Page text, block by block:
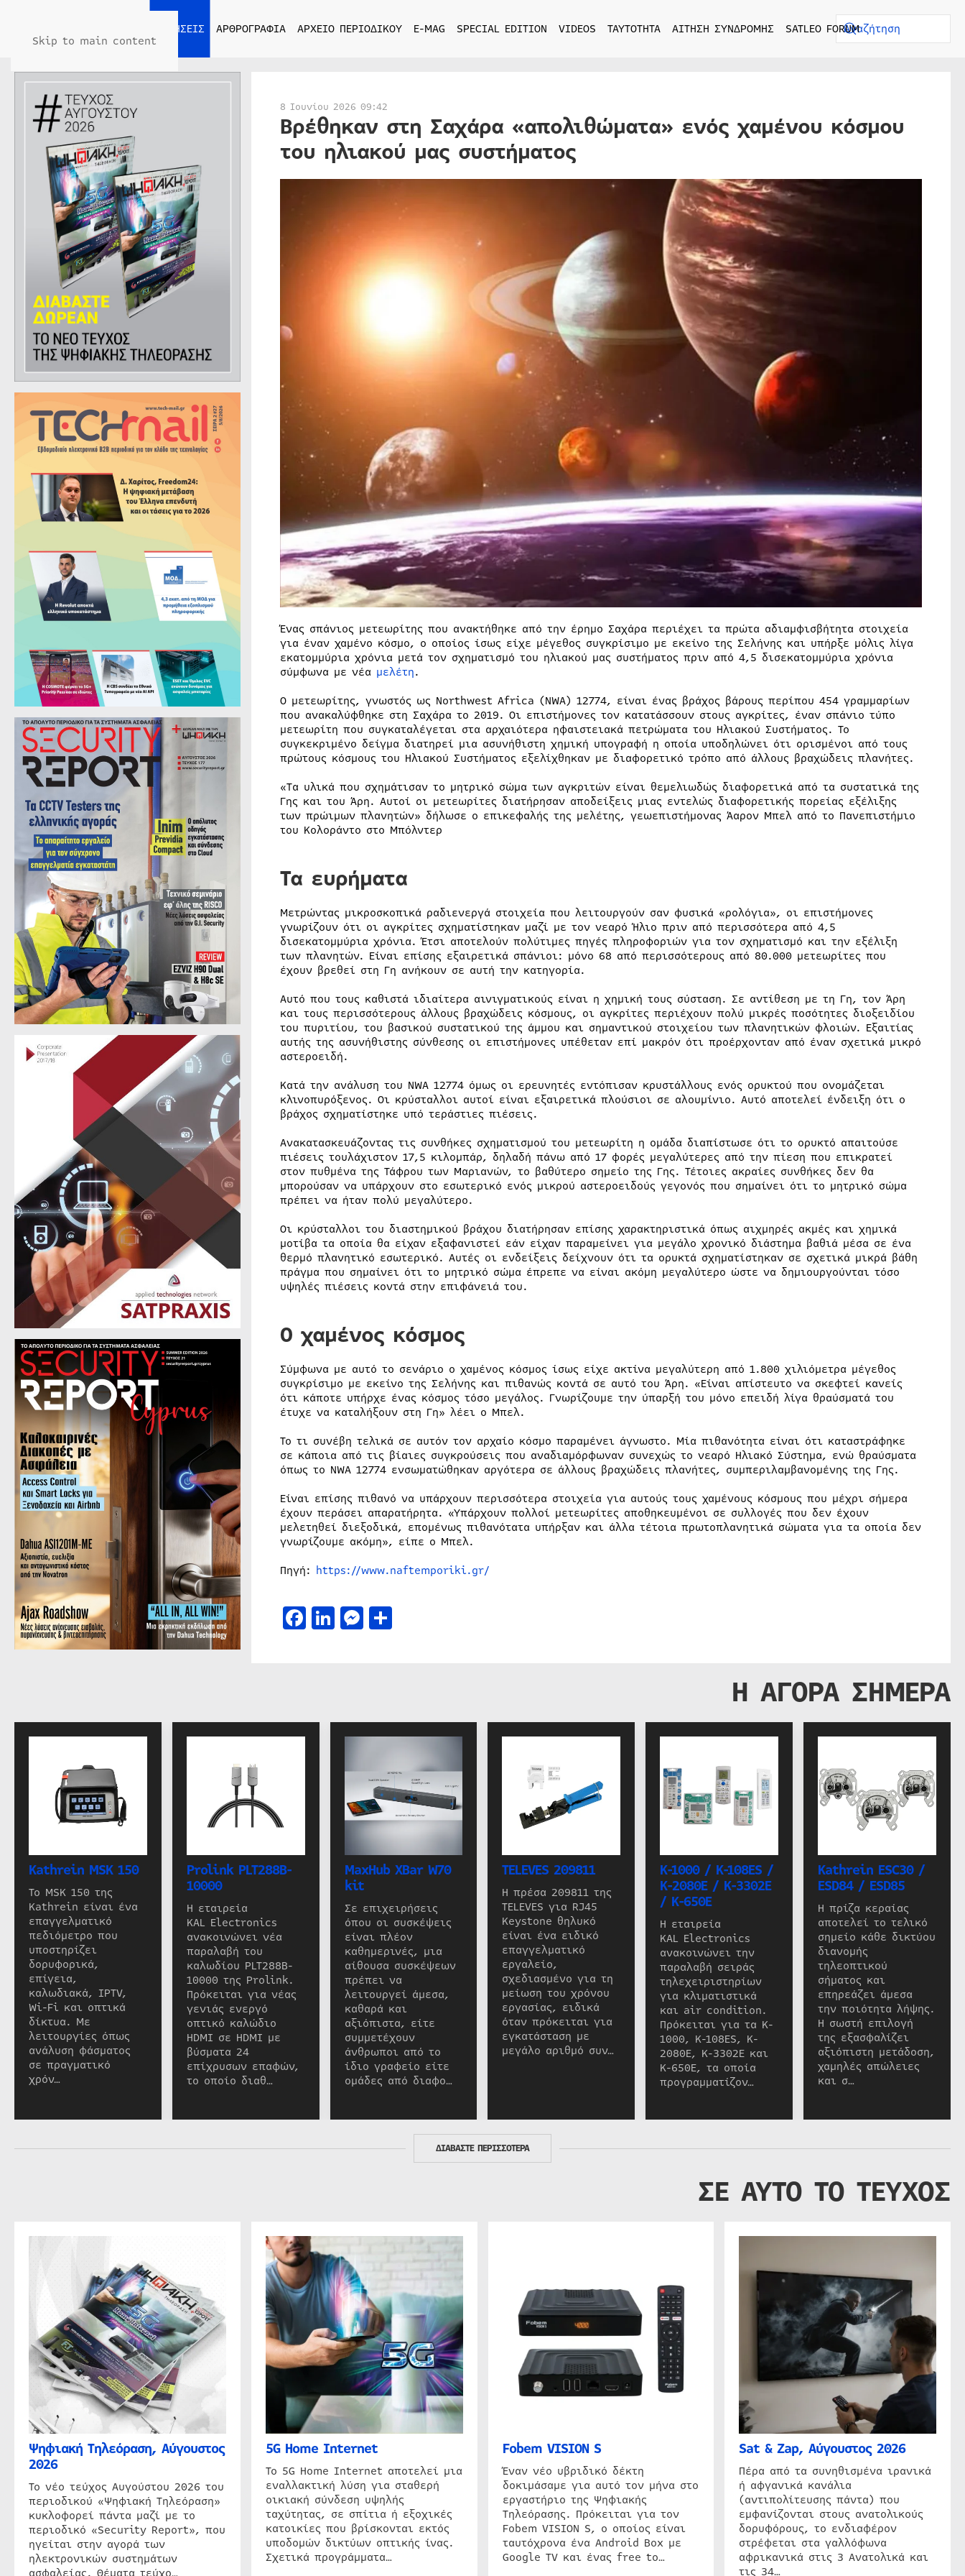
Skip to main content
ΕΙΔΗΣΕΙΣ ΑΡΘΡΟΓΡΑΦΙΑ ΑΡΧΕΙΟ ΠΕΡΙΟΔΙΚΟΥ E-MAG SPECIAL EDITION VIDEOS ΤΑΥΤΟΤΗΤΑ ΑΙΤΗΣΗ ΣΥΝΔΡΟΜΗΣ SATLEO FORUM
8 Ιουνίου 2026 09:42
Βρέθηκαν στη Σαχάρα «απολιθώματα» ενός χαμένου κόσμου
του ηλιακού μας συστήματος
Ένας σπάνιος μετεωρίτης που ανακτήθηκε από την έρημο Σαχάρα περιέχει τα πρώτα αδιαμφισβήτητα στοιχεία
για έναν χαμένο κόσμο, ο οποίος ίσως είχε μέγεθος συγκρίσιμο με εκείνο της Σελήνης και υπήρξε μόλις λίγα
εκατομμύρια χρόνια μετά τον σχηματισμό του ηλιακού μας συστήματος πριν από 4,5 δισεκατομμύρια χρόνια
σύμφωνα με νέα μελέτη.
Ο μετεωρίτης, γνωστός ως Northwest Africa (NWA) 12774, είναι ένας βράχος βάρους περίπου 454 γραμμαρίων
που ανακαλύφθηκε στη Σαχάρα το 2019. Οι επιστήμονες τον κατατάσσουν στους αγκρίτες, έναν σπάνιο τύπο
μετεωρίτη που συγκαταλέγεται στα αρχαιότερα ηφαιστειακά πετρώματα του Ηλιακού Συστήματος. Το
συγκεκριμένο δείγμα διατηρεί μια ασυνήθιστη χημική υπογραφή η οποία υποδηλώνει ότι ορισμένοι από τους
πρώτους κόσμους του Ηλιακού Συστήματος εξελίχθηκαν με διαφορετικό τρόπο από άλλους βραχώδεις πλανήτες.
«Τα υλικά που σχημάτισαν το μητρικό σώμα των αγκριτών είναι θεμελιωδώς διαφορετικά από τα συστατικά της
Γης και του Άρη. Αυτοί οι μετεωρίτες διατήρησαν αποδείξεις μιας εντελώς διαφορετικής πορείας εξέλιξης
των πρώιμων πλανητών» δήλωσε ο επικεφαλής της μελέτης, γεωεπιστήμονας Άαρον Μπελ από το Πανεπιστήμιο
του Κολοράντο στο Μπόλντερ
Τα ευρήματα
Μετρώντας μικροσκοπικά ραδιενεργά στοιχεία που λειτουργούν σαν φυσικά «ρολόγια», οι επιστήμονες
γνωρίζουν ότι οι αγκρίτες σχηματίστηκαν μαζί με τον νεαρό Ήλιο πριν από περισσότερα από 4,5
δισεκατομμύρια χρόνια. Έτσι αποτελούν πολύτιμες πηγές πληροφοριών για τον σχηματισμό και την εξέλιξη
των πλανητών. Είναι επίσης εξαιρετικά σπάνιοι: μόνο 68 από περισσότερους από 80.000 μετεωρίτες που
έχουν βρεθεί στη Γη ανήκουν σε αυτή την κατηγορία.
Αυτό που τους καθιστά ιδιαίτερα αινιγματικούς είναι η χημική τους σύσταση. Σε αντίθεση με τη Γη, τον Άρη
και τους περισσότερους άλλους βραχώδεις κόσμους, οι αγκρίτες περιέχουν πολύ μικρές ποσότητες διοξειδίου
του πυριτίου, του βασικού συστατικού της άμμου και σημαντικού στοιχείου των πλανητικών φλοιών. Εξαιτίας
αυτής της ασυνήθιστης σύνθεσης οι επιστήμονες υπέθεταν επί μακρόν ότι προέρχονταν από έναν σχετικά μικρό
αστεροειδή.
Κατά την ανάλυση του NWA 12774 όμως οι ερευνητές εντόπισαν κρυστάλλους ενός ορυκτού που ονομάζεται
κλινοπυρόξενος. Οι κρύσταλλοι αυτοί είναι εξαιρετικά πλούσιοι σε αλουμίνιο. Αυτό αποτελεί ένδειξη ότι ο
βράχος σχηματίστηκε υπό τεράστιες πιέσεις.
Ανακατασκευάζοντας τις συνθήκες σχηματισμού του μετεωρίτη η ομάδα διαπίστωσε ότι το ορυκτό απαιτούσε
πιέσεις τουλάχιστον 17,5 κιλομπάρ, δηλαδή πάνω από 17 φορές μεγαλύτερες από την πίεση που επικρατεί
στον πυθμένα της Τάφρου των Μαριανών, το βαθύτερο σημείο της Γης. Τέτοιες ακραίες συνθήκες δεν θα
μπορούσαν να υπάρχουν στο εσωτερικό ενός μικρού αστεροειδούς γεγονός που σημαίνει ότι το μητρικό σώμα
πρέπει να ήταν πολύ μεγαλύτερο.
Οι κρύσταλλοι του διαστημικού βράχου διατήρησαν επίσης χαρακτηριστικά όπως αιχμηρές ακμές και χημικά
μοτίβα τα οποία θα είχαν εξαφανιστεί εάν είχαν παραμείνει για μεγάλο χρονικό διάστημα βαθιά μέσα σε ένα
θερμό πλανητικό εσωτερικό. Αυτές οι ενδείξεις δείχνουν ότι τα ορυκτά σχηματίστηκαν σε σχετικά μικρά βάθη
πράγμα που σημαίνει ότι το μητρικό σώμα έπρεπε να είναι ακόμη μεγαλύτερο ώστε να δημιουργούνται τόσο
υψηλές πιέσεις κοντά στην επιφάνειά του.
Ο χαμένος κόσμος
Σύμφωνα με αυτό το σενάριο ο χαμένος κόσμος ίσως είχε ακτίνα μεγαλύτερη από 1.800 χιλιόμετρα μέγεθος
συγκρίσιμο με εκείνο της Σελήνης και πιθανώς κοντά σε αυτό του Άρη. «Είναι απίστευτο να σκεφτεί κανείς
ότι κάποτε υπήρχε ένας κόσμος τόσο μεγάλος. Γνωρίζουμε την ύπαρξή του μόνο επειδή λίγα θραύσματά του
έτυχε να καταλήξουν στη Γη» λέει ο Μπελ.
Το τι συνέβη τελικά σε αυτόν τον αρχαίο κόσμο παραμένει άγνωστο. Μία πιθανότητα είναι ότι καταστράφηκε
σε κάποια από τις βίαιες συγκρούσεις που αναδιαμόρφωναν συνεχώς το νεαρό Ηλιακό Σύστημα, ενώ θραύσματα
όπως το NWA 12774 ενσωματώθηκαν αργότερα σε άλλους βραχώδεις πλανήτες, συμπεριλαμβανομένης της Γης.
Είναι επίσης πιθανό να υπάρχουν περισσότερα στοιχεία για αυτούς τους χαμένους κόσμους που μέχρι σήμερα
έχουν περάσει απαρατήρητα. «Υπάρχουν πολλοί μετεωρίτες αποθηκευμένοι σε συλλογές που δεν έχουν
μελετηθεί διεξοδικά, επομένως πιθανότατα υπήρξαν και άλλα τέτοια πρωτοπλανητικά σώματα για τα οποία δεν
γνωρίζουμε ακόμη», είπε ο Μπελ.
Πηγή: https://www.naftemporiki.gr/
Facebook
LinkedIn
Messenger
Μοιραστείτε
Η ΑΓΟΡΑ ΣΗΜΕΡΑ
Kathrein MSK 150
Το MSK 150 της
Kathrein είναι ένα
επαγγελματικό
πεδιόμετρο που
υποστηρίζει
δορυφορικά,
επίγεια,
καλωδιακά, IPTV,
Wi-Fi και οπτικά
δίκτυα. Με
λειτουργίες όπως
ανάλυση φάσματος
σε πραγματικό
χρόν…
Prolink PLT288B-
10000
Η εταιρεία
KAL Electronics
ανακοινώνει νέα
παραλαβή του
καλωδίου PLT288B-
10000 της Prolink.
Πρόκειται για νέας
γενιάς ενεργό
οπτικό καλώδιο
HDMI σε HDMI με
βύσματα 24
επίχρυσων επαφών,
το οποίο διαθ…
MaxHub XBar W70
kit
Σε επιχειρήσεις
όπου οι συσκέψεις
είναι πλέον
καθημερινές, μια
αίθουσα συσκέψεων
πρέπει να
λειτουργεί άμεσα,
καθαρά και
αξιόπιστα, είτε
συμμετέχουν
άνθρωποι από το
ίδιο γραφείο είτε
ομάδες από διαφο…
TELEVES 209811
Η πρέσα 209811 της
TELEVES για RJ45
Keystone θηλυκό
είναι ένα ειδικό
επαγγελματικό
εργαλείο,
σχεδιασμένο για τη
μείωση του χρόνου
εργασίας, ειδικά
όταν πρόκειται για
εγκατάσταση με
μεγάλο αριθμό συν…
K-1000 / K-108ES /
K-2080E / K-3302E
/ K-650E
Η εταιρεία
KAL Electronics
ανακοινώνει την
παραλαβή σειράς
τηλεχειριστηρίων
για κλιματιστικά
και air condition.
Πρόκειται για τα K-
1000, K-108ES, K-
2080E, K-3302E και
K-650E, τα οποία
προγραμματίζον…
Kathrein ESC30 /
ESD84 / ESD85
Η πρίζα κεραίας
αποτελεί το τελικό
σημείο κάθε δικτύου
διανομής
τηλεοπτικού
σήματος και
επηρεάζει άμεσα
την ποιότητα λήψης.
Η σωστή επιλογή
της εξασφαλίζει
αξιόπιστη μετάδοση,
χαμηλές απώλειες
και σ…
ΔΙΑΒΑΣΤΕ ΠΕΡΙΣΣΟΤΕΡΑ
ΣΕ ΑΥΤΟ ΤΟ ΤΕΥΧΟΣ
Ψηφιακή Τηλεόραση, Αύγουστος
2026
Το νέο τεύχος Αυγούστου 2026 του
περιοδικού «Ψηφιακή Τηλεόραση»
κυκλοφορεί πάντα μαζί με το
περιοδικό «Security Report», που
ηγείται στην αγορά των
ηλεκτρονικών συστημάτων
5G Home Internet
Το 5G Home Internet αποτελεί μια
εναλλακτική λύση για σταθερή
οικιακή σύνδεση υψηλής
ταχύτητας, σε σπίτια ή εξοχικές
κατοικίες που βρίσκονται εκτός
υποδομών δικτύων οπτικής ίνας.
Σχετικά προγράμματα…
Fobem VISION S
Έναν νέο υβριδικό δέκτη
δοκιμάσαμε για αυτό τον μήνα στο
εργαστήριο της Ψηφιακής
Τηλεόρασης. Πρόκειται για τον
Fobem VISION S, ο οποίος είναι
ταυτόχρονα ένα Android Box με
Google TV και ένας free to…
Sat & Zap, Αύγουστος 2026
Πέρα από τα συνηθισμένα ιρανικά
ή αφγανικά κανάλια
(αντιπολίτευσης πάντα) που
εμφανίζονται στους ανατολικούς
δορυφόρους, το ενδιαφέρον
στρέφεται στα γαλλόφωνα
αφρικανικά στις 3 Ανατολικά και
τις 34…